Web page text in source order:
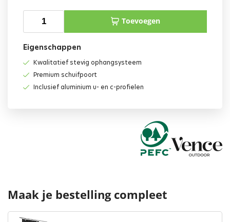
Toevoegen
Eigenschappen
Kwalitatief stevig ophangsysteem
Premium schuifpoort
Inclusief aluminium u- en c-profielen
Maak je bestelling compleet